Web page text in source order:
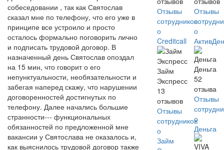
собеседовании , так как Святослав
сказал мне по телефону, что его уже в
принципе все устроило и просто
осталось формально поговорить лично
и подписать трудовой договор. В
назначенный день Святослав опоздал
на 15 мин, что говорит о его
непунктуальности, необязательности и
забегая наперед скажу, что нарушении
договоренностей достигнутых по
телефону. Далее начались большие
странности--- функциональных
обязанностей по предложенной мне
вакансии у Святослава не оказалось и,
как выяснилось трудовой договор также
Отзывы
сотрудников
о
Creditcall
Отзывы
о
Займ
Экспресс
13
отзывов
Отзывы
сотрудников
о
Займ
Деньга
52
отзыва
Отзывы
о
Деньга